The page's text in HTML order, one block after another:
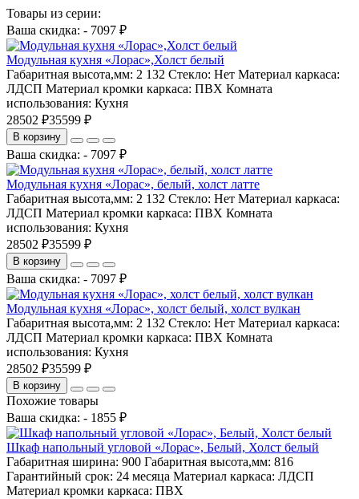
Товары из серии:
Ваша скидка: - 7097 ₽
Модульная кухня «Лорас»,Холст белый
Габаритная высота,мм: 2 132 Стекло: Нет Материал каркаса:
ЛДСП Материал кромки каркаса: ПВХ Комната
использования: Кухня
28502 ₽35599 ₽
В корзину
Ваша скидка: - 7097 ₽
Модульная кухня «Лорас», белый, холст латте
Габаритная высота,мм: 2 132 Стекло: Нет Материал каркаса:
ЛДСП Материал кромки каркаса: ПВХ Комната
использования: Кухня
28502 ₽35599 ₽
В корзину
Ваша скидка: - 7097 ₽
Модульная кухня «Лорас», холст белый, холст вулкан
Габаритная высота,мм: 2 132 Стекло: Нет Материал каркаса:
ЛДСП Материал кромки каркаса: ПВХ Комната
использования: Кухня
28502 ₽35599 ₽
В корзину
Похожие товары
Ваша скидка: - 1855 ₽
Шкаф напольный угловой «Лорас», Белый, Холст белый
Габаритная ширина: 900 Габаритная высота,мм: 816
Гарантийный срок: 24 месяца Материал каркаса: ЛДСП
Материал кромки каркаса: ПВХ